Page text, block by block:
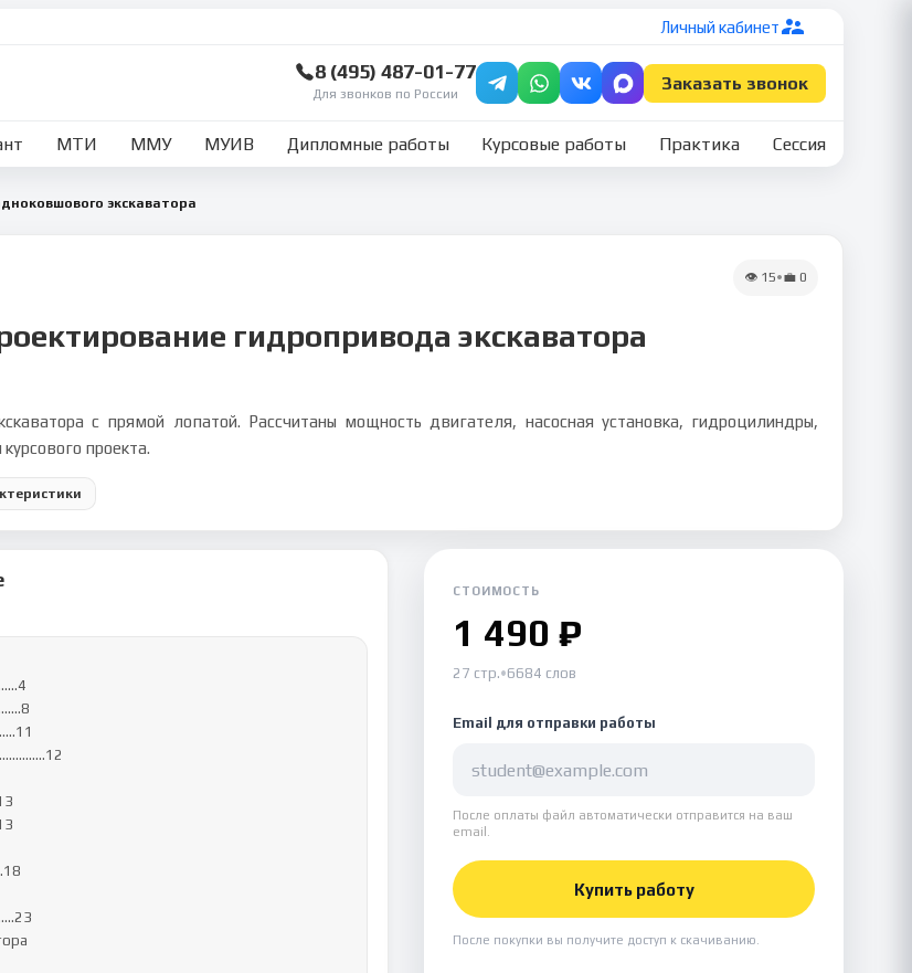
Личный кабинет
8 (495) 487-01-77
Для звонков по России
Заказать звонок
МТИ ММУ МУИВ Дипломные работы Курсовые работы Практика Сессия
экскаватора
👁 15•💼 0
гидропривода экскаватора
с прямой лопатой. Рассчитаны мощность двигателя, насосная установка, гидроцилиндры,
проекта.
СТОИМОСТЬ
1 490 ₽
27 стр.•6684 слов
Email для отправки работы
После оплаты файл автоматически отправится на ваш
email.
Купить работу
После покупки вы получите доступ к скачиванию.